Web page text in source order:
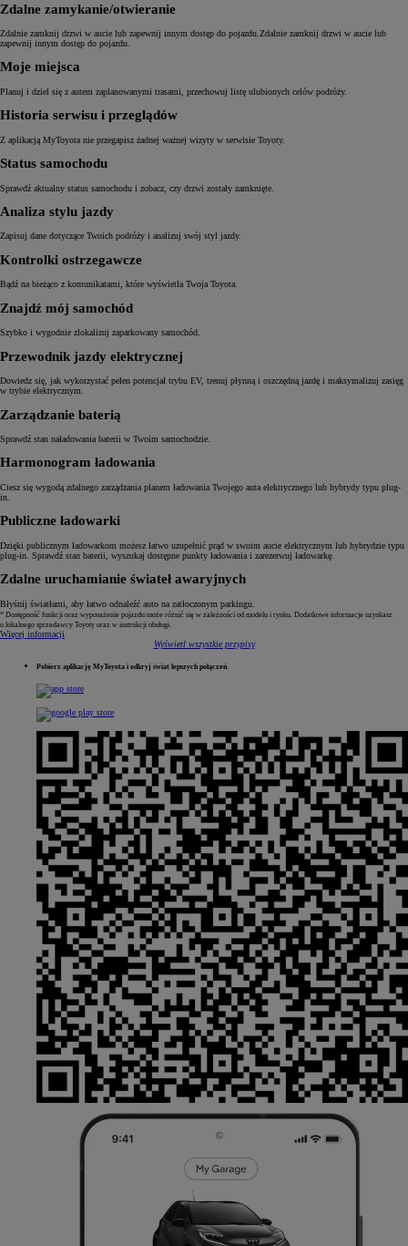
Zdalne zamykanie/otwieranie
Zdalnie zamknij drzwi w aucie lub zapewnij innym dostęp do pojazdu.Zdalnie zamknij drzwi w aucie lub
zapewnij innym dostęp do pojazdu.
Moje miejsca
Planuj i dziel się z autem zaplanowanymi trasami, przechowuj listę ulubionych celów podróży.
Historia serwisu i przeglądów
Z aplikacją MyToyota nie przegapisz żadnej ważnej wizyty w serwisie Toyoty.
Status samochodu
Sprawdź aktualny status samochodu i zobacz, czy drzwi zostały zamknięte.
Analiza stylu jazdy
Zapisuj dane dotyczące Twoich podróży i analizuj swój styl jazdy.
Kontrolki ostrzegawcze
Bądź na bieżąco z komunikatami, które wyświetla Twoja Toyota.
Znajdź mój samochód
Szybko i wygodnie zlokalizuj zaparkowany samochód.
Przewodnik jazdy elektrycznej
Dowiedz się, jak wykorzystać pełen potencjał trybu EV, trenuj płynną i oszczędną jazdę i maksymalizuj zasięg
w trybie elektrycznym.
Zarządzanie baterią
Sprawdź stan naładowania baterii w Twoim samochodzie.
Harmonogram ładowania
Ciesz się wygodą zdalnego zarządzania planem ładowania Twojego auta elektrycznego lub hybrydy typu plug-
in.
Publiczne ładowarki
Dzięki publicznym ładowarkom możesz łatwo uzupełnić prąd w swoim aucie elektrycznym lub hybrydzie typu
plug-in. Sprawdź stan baterii, wyszukaj dostępne punkty ładowania i zarezerwuj ładowarkę.
Zdalne uruchamianie świateł awaryjnych
Błyśnij światłami, aby łatwo odnaleźć auto na zatłoczonym parkingu.
* Dostępność funkcji oraz wyposażenie pojazdu może różnić się w zależności od modelu i rynku. Dodatkowe informacje uzyskasz
u lokalnego sprzedawcy Toyoty oraz w instrukcji obsługi.
Więcej informacji
Wyświetl wszystkie przypisy
Pobierz aplikację MyToyota i odkryj świat lepszych połączeń.